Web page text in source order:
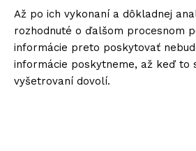
Až po ich vykonaní a dôkladnej
rozhodnuté o ďalšom procesnom
informácie preto poskytovať
informácie poskytneme, až keď to
vyšetrovaní dovolí.